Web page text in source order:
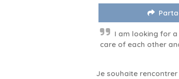
I am looking for
care of each other
Je souhaite